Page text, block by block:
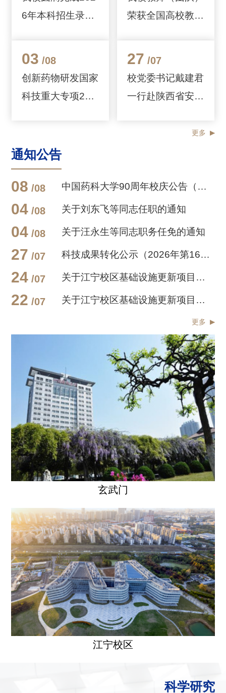
更多
6年本科招生录取
03 /08
创新药物研发国家
科技重大专项202
会在南京成功举...
荣获全国高校教师
奖
27 /07
校党委书记戴建君
一行赴陕西省安康
通知公告
更多
08 /08 中国药科大学90周年校庆公告（第二号）
04 /08 关于刘东飞等同志任职的通知
04 /08 关于汪永生等同志职务任免的通知
27 /07 科技成果转化公示（2026年第16号）
24 /07 关于江宁校区基础设施更新项目土方外运的通告
22 /07 关于江宁校区基础设施更新项目封闭施工的通告
玄武门
江宁校区
科学研究